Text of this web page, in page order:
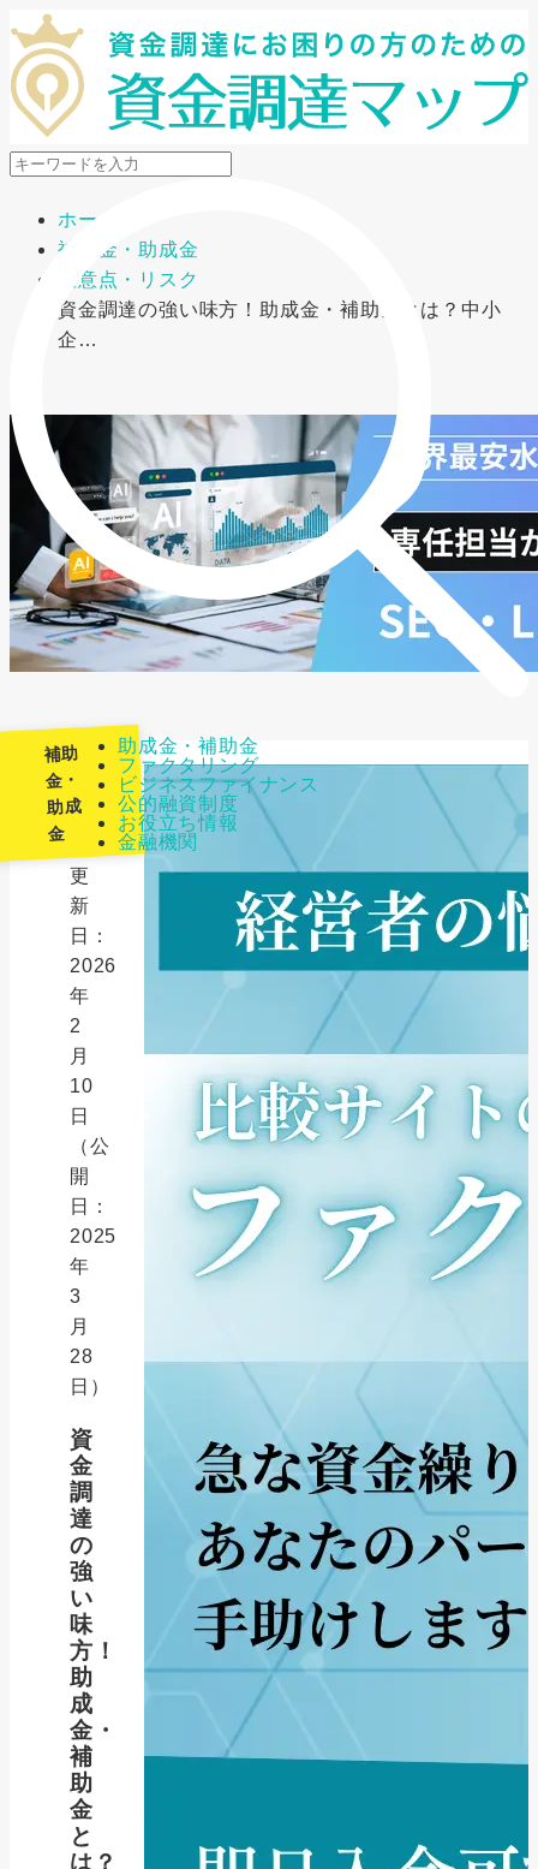
メニューを開閉
助成金・補助金
ファクタリング
ビジネスファイナンス
公的融資制度
お役立ち情報
金融機関
ホーム
補助金・助成金
注意点・リスク
資金調達の強い味方！助成金・補助金とは？中小
企…
補助
金・
助成
金
最
更
新
日：
2026
年
2
月
10
日
（公
開
日：
2025
年
3
月
28
日）
資
金
調
達
の
強
い
味
方！
助
成
金・
補
助
金
と
は？